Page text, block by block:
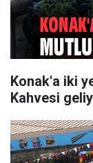
Konak'a iki
Kahvesi